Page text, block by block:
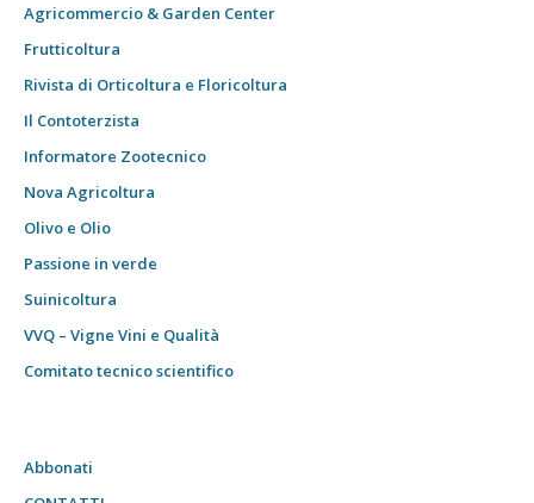
Agricommercio & Garden Center
Frutticoltura
Rivista di Orticoltura e Floricoltura
Il Contoterzista
Informatore Zootecnico
Nova Agricoltura
Olivo e Olio
Passione in verde
Suinicoltura
VVQ – Vigne Vini e Qualità
Comitato tecnico scientifico
Abbonati